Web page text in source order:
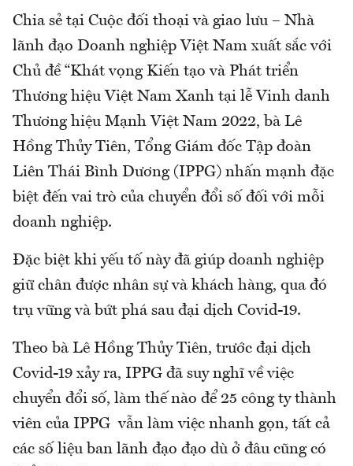
Chia sẻ tại Cuộc đối thoại và giao lưu – Nhà
lãnh đạo Doanh nghiệp Việt Nam xuất sắc với
Chủ đề “Khát vọng Kiến tạo và Phát triển
Thương hiệu Việt Nam Xanh tại lễ Vinh danh
Thương hiệu Mạnh Việt Nam 2022, bà Lê
Hồng Thủy Tiên, Tổng Giám đốc Tập đoàn
Liên Thái Bình Dương (IPPG) nhấn mạnh đặc
biệt đến vai trò của chuyển đổi số đối với mỗi
doanh nghiệp.
Đặc biệt khi yếu tố này đã giúp doanh nghiệp
giữ chân được nhân sự và khách hàng, qua đó
trụ vững và bứt phá sau đại dịch Covid-19.
Theo bà Lê Hồng Thủy Tiên, trước đại dịch
Covid-19 xảy ra, IPPG đã suy nghĩ về việc
chuyển đổi số, làm thế nào để 25 công ty thành
viên của IPPG vẫn làm việc nhanh gọn, tất cả
các số liệu ban lãnh đạo đạo dù ở đâu cũng có